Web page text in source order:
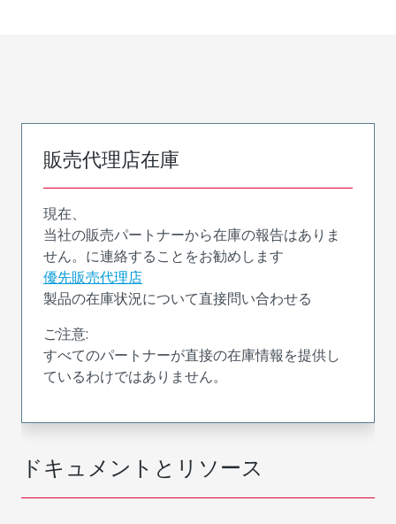
ドキュメントとリソース
販売代理店在庫
現在、
当社の販売パートナーから在庫の報告はありま
せん。に連絡することをお勧めします
優先販売代理店
製品の在庫状況について直接問い合わせる
ご注意:
すべてのパートナーが直接の在庫情報を提供し
ているわけではありません。